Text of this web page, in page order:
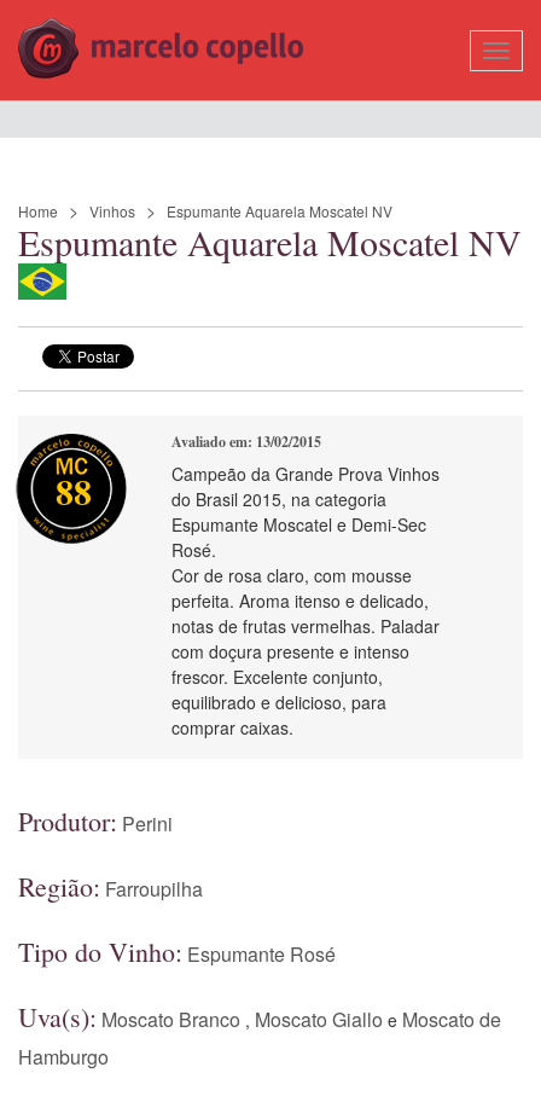
Home Vinhos Espumante Aquarela Moscatel NV
Espumante Aquarela Moscatel NV
88
Avaliado em: 13/02/2015
Campeão da Grande Prova Vinhos
do Brasil 2015, na categoria
Espumante Moscatel e Demi-Sec
Rosé.
Cor de rosa claro, com mousse
perfeita. Aroma itenso e delicado,
notas de frutas vermelhas. Paladar
com doçura presente e intenso
frescor. Excelente conjunto,
equilibrado e delicioso, para
comprar caixas.
Produtor: Perini
Região: Farroupilha
Tipo do Vinho: Espumante Rosé
Uva(s): Moscato Branco , Moscato Giallo e Moscato de
Hamburgo